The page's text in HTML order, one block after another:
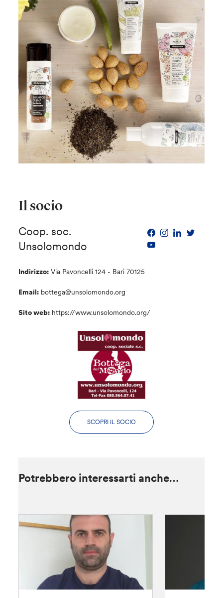
Il socio
Coop. soc.
Unsolomondo
Indirizzo: Via Pavoncelli 124 - Bari 70125
Email: bottega@unsolomondo.org
Sito web: https://www.unsolomondo.org/
SCOPRI IL SOCIO
Potrebbero interessarti anche…